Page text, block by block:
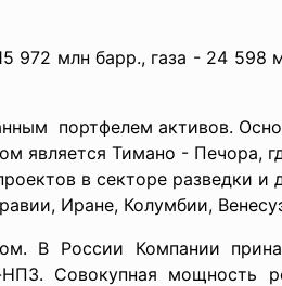
972 млн барр., газа - 24 598
портфелем активов.
является Тимано - Печора,
в секторе разведки и
Иране, Колумбии,
В России Компании
Совокупная мощность